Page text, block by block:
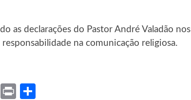
as declarações do Pastor André Valadão nos
na comunicação religiosa.
X Print